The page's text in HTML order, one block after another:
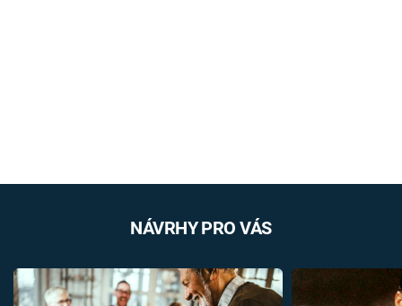
NÁVRHY PRO VÁS